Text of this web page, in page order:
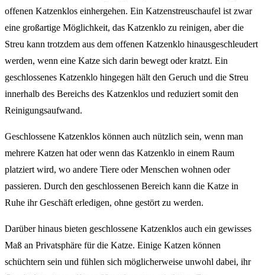
offenen Katzenklos einhergehen. Ein Katzenstreuschaufel ist zwar
eine großartige Möglichkeit, das Katzenklo zu reinigen, aber die
Streu kann trotzdem aus dem offenen Katzenklo hinausgeschleudert
werden, wenn eine Katze sich darin bewegt oder kratzt. Ein
geschlossenes Katzenklo hingegen hält den Geruch und die Streu
innerhalb des Bereichs des Katzenklos und reduziert somit den
Reinigungsaufwand.
Geschlossene Katzenklos können auch nützlich sein, wenn man
mehrere Katzen hat oder wenn das Katzenklo in einem Raum
platziert wird, wo andere Tiere oder Menschen wohnen oder
passieren. Durch den geschlossenen Bereich kann die Katze in
Ruhe ihr Geschäft erledigen, ohne gestört zu werden.
Darüber hinaus bieten geschlossene Katzenklos auch ein gewisses
Maß an Privatsphäre für die Katze. Einige Katzen können
schüchtern sein und fühlen sich möglicherweise unwohl dabei, ihr